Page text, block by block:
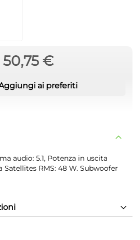
50,75 €
ai preferiti
audio: 5.1, Potenza in uscita
Satellites RMS: 48 W. Subwoofer